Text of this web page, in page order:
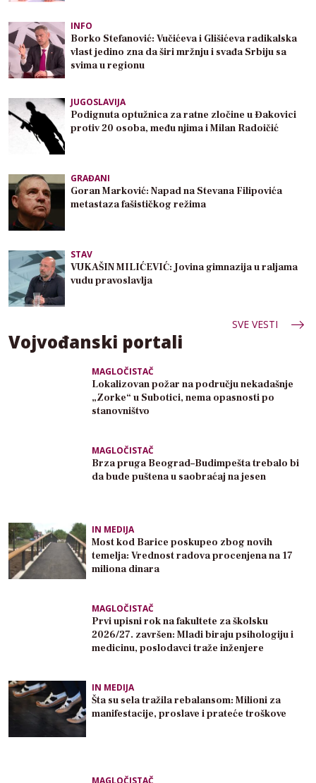
INFO
Borko Stefanović: Vučićeva i Glišićeva radikalska
vlast jedino zna da širi mržnju i svađa Srbiju sa
svima u regionu
JUGOSLAVIJA
Podignuta optužnica za ratne zločine u Đakovici
protiv 20 osoba, među njima i Milan Radoičić
GRAĐANI
Goran Marković: Napad na Stevana Filipovića
metastaza fašističkog režima
STAV
VUKAŠIN MILIĆEVIĆ: Jovina gimnazija u raljama
vudu pravoslavlja
SVE VESTI
Vojvođanski portali
MAGLOČISTAČ
Lokalizovan požar na području nekadašnje
„Zorke“ u Subotici, nema opasnosti po
stanovništvo
MAGLOČISTAČ
Brza pruga Beograd–Budimpešta trebalo bi
da bude puštena u saobraćaj na jesen
IN MEDIJA
Most kod Barice poskupeo zbog novih
temelja: Vrednost radova procenjena na 17
miliona dinara
MAGLOČISTAČ
Prvi upisni rok na fakultete za školsku
2026/27. završen: Mladi biraju psihologiju i
medicinu, poslodavci traže inženjere
IN MEDIJA
Šta su sela tražila rebalansom: Milioni za
manifestacije, proslave i prateće troškove